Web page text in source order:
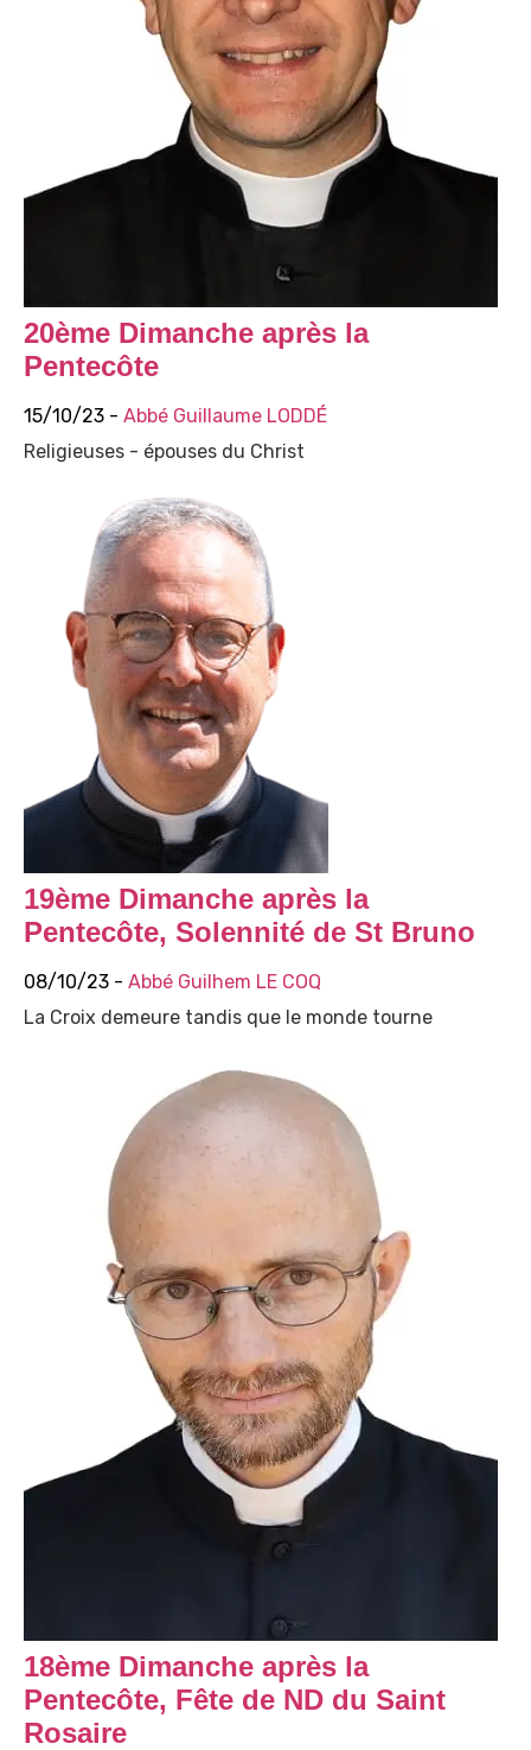
20ème Dimanche après la
Pentecôte
15/10/23 - Abbé Guillaume LODDÉ
Religieuses - épouses du Christ
19ème Dimanche après la
Pentecôte, Solennité de St Bruno
08/10/23 - Abbé Guilhem LE COQ
La Croix demeure tandis que le monde tourne
18ème Dimanche après la
Pentecôte, Fête de ND du Saint
Rosaire